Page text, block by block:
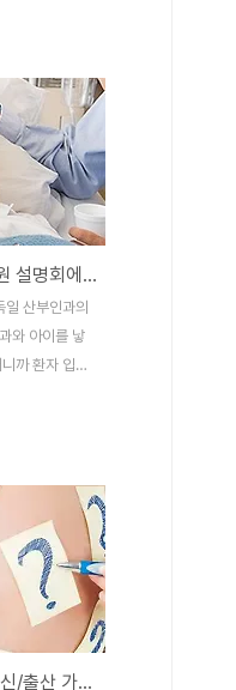
독
가게들이 있
이라는 대형
고 고르는 것
들을 비교해
형 판매점 답
일에 사는 예
다. 02. 아기
매 이미 아이
[독일출산]#3. 출산병원 설명회에 참여해보기
산부인과의
와 아이를 낳
까 환자 입장
병원 찾기
회) 일정 확인
에서 때가되
다. 이 리스
페이지 -
부인과[독일출산]#0. 독일 임신/출산 가이드라인!